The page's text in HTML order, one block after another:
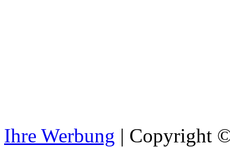
Ihre Werbung | Copyright